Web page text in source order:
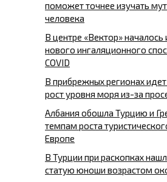
поможет точнее изучать
человека
В центре «Вектор» началось
нового ингаляционного
COVID
В прибрежных регионах
рост уровня моря из-за
Албания обошла Турцию и
темпам роста
Европе
В Турции при раскопках
статую юноши возрастом